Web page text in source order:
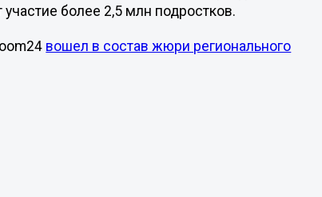
более 2,5 млн подростков.
вошел в состав жюри регионального